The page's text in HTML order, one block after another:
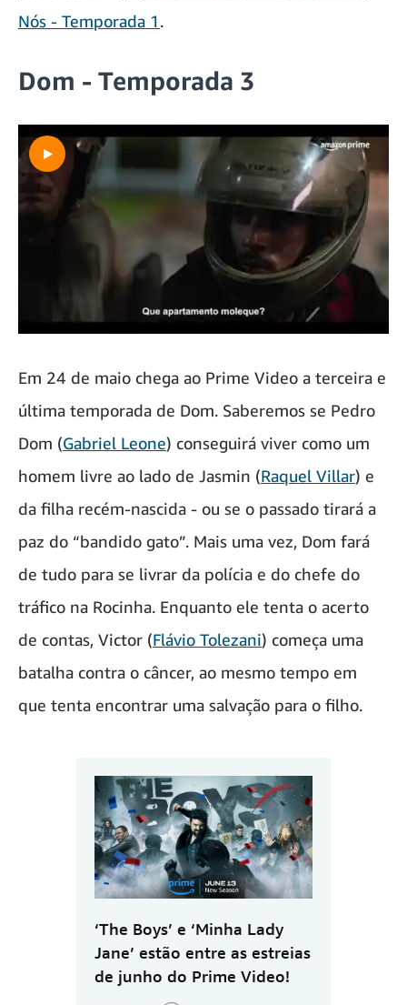
Nós - Temporada 1.
Dom - Temporada 3
Em 24 de maio chega ao Prime Video a terceira e
última temporada de Dom. Saberemos se Pedro
Dom (Gabriel Leone) conseguirá viver como um
homem livre ao lado de Jasmin (Raquel Villar) e
da filha recém-nascida - ou se o passado tirará a
paz do “bandido gato”. Mais uma vez, Dom fará
de tudo para se livrar da polícia e do chefe do
tráfico na Rocinha. Enquanto ele tenta o acerto
de contas, Victor (Flávio Tolezani) começa uma
batalha contra o câncer, ao mesmo tempo em
que tenta encontrar uma salvação para o filho.
‘The Boys’ e ‘Minha Lady
Jane’ estão entre as estreias
de junho do Prime Video!